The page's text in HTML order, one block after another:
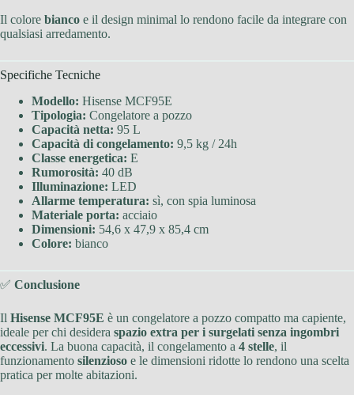
Il colore bianco e il design minimal lo rendono facile da integrare con
qualsiasi arredamento.
Specifiche Tecniche
Modello: Hisense MCF95E
Tipologia: Congelatore a pozzo
Capacità netta: 95 L
Capacità di congelamento: 9,5 kg / 24h
Classe energetica: E
Rumorosità: 40 dB
Illuminazione: LED
Allarme temperatura: sì, con spia luminosa
Materiale porta: acciaio
Dimensioni: 54,6 x 47,9 x 85,4 cm
Colore: bianco
✅ Conclusione
Il Hisense MCF95E è un congelatore a pozzo compatto ma capiente,
ideale per chi desidera spazio extra per i surgelati senza ingombri
eccessivi. La buona capacità, il congelamento a 4 stelle, il
funzionamento silenzioso e le dimensioni ridotte lo rendono una scelta
pratica per molte abitazioni.